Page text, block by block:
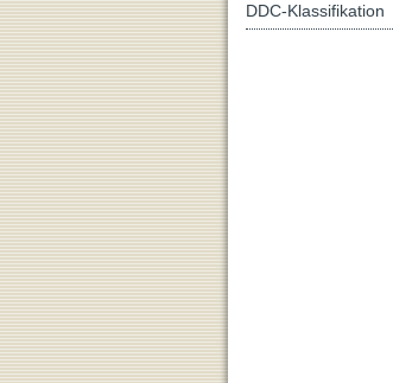
DDC-Klassifikation